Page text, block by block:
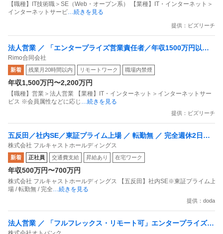
【職種】IT技術職＞SE（Web・オープン系） 【業種】IT・インターネット＞
インターネットサービ…続きを見る
提供：ビズリーチ
法人営業 ／ 「エンタープライズ営業責任者／年収1500万円以
上」1社1億円規模の大手企業開拓の戦略設計から担うAI議事録Sa
aS×エンプラ事業立ち上げリモート・フルフレックス・副業OK
Rimo合同会社
新着 残業月20時間以内 リモートワーク 職場内禁煙
年収1,500万円〜2,200万円
【職種】営業＞法人営業 【業種】IT・インターネット＞インターネットサー
ビス ※会員属性などに応じ …続きを見る
提供：ビズリーチ
五反田／社内SE／東証プライム上場 ／ 転勤無 ／ 完全週休2日制
／ 残業10時間以下
株式会社 フルキャストホールディングス
新着 正社員 交通費支給 昇給あり 在宅ワーク
年収500万円〜700万円
株式会社 フルキャストホールディングス 【五反田】社内SE※東証プライム上
場 / 転勤無 / 完全…続きを見る
提供：doda
法人営業 ／ 「フルフレックス・リモート可」エンタープライズ法